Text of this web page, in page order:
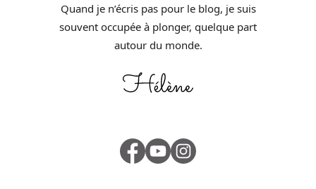
Quand je n’écris pas pour le blog, je suis
souvent occupée à plonger, quelque part
autour du monde.